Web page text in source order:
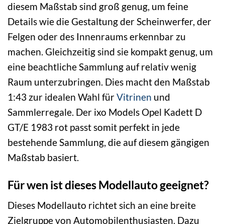
diesem Maßstab sind groß genug, um feine
Details wie die Gestaltung der Scheinwerfer, der
Felgen oder des Innenraums erkennbar zu
machen. Gleichzeitig sind sie kompakt genug, um
eine beachtliche Sammlung auf relativ wenig
Raum unterzubringen. Dies macht den Maßstab
1:43 zur idealen Wahl fürVitrinen und
Sammlerregale. Der ixo Models Opel Kadett D
GT/E 1983 rot passt somit perfekt in jede
bestehende Sammlung, die auf diesem gängigen
Maßstab basiert.
Für wen ist dieses Modellauto geeignet?
Dieses Modellauto richtet sich an eine breite
Zielgruppe von Automobilenthusiasten. Dazu